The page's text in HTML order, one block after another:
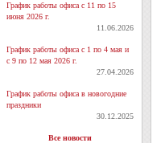
График работы офиса с 11 по 15
июня 2026 г.
11.06.2026
График работы офиса с 1 по 4 мая и
с 9 по 12 мая 2026 г.
27.04.2026
График работы офиса в новогодние
праздники
30.12.2025
Все новости